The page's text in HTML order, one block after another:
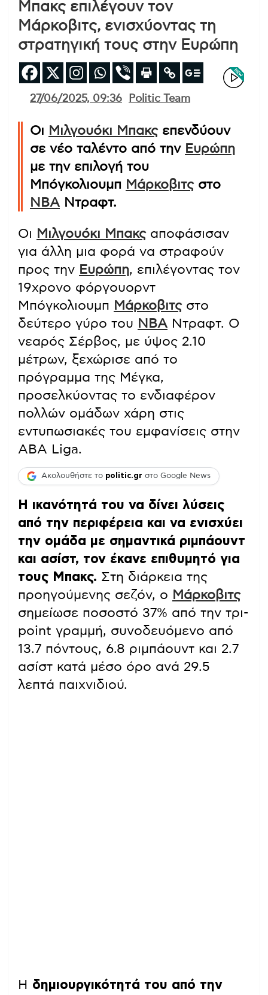
Μπακς επιλέγουν τον
Μάρκοβιτς, ενισχύοντας τη
στρατηγική τους στην Ευρώπη
27/06/2025, 09:36 Politic Team
Οι Μιλγουόκι Μπακςεπενδύουν
σε νέο ταλέντο από την Ευρώπη
με την επιλογή του
Μπόγκολιουμπ Μάρκοβιτςστο
ΝΒΑ Ντραφτ.
Οι Μιλγουόκι Μπακςαποφάσισαν
για άλλη μια φορά να στραφούν
προς την Ευρώπη, επιλέγοντας τον
19χρονο φόργουορντ
Μπόγκολιουμπ Μάρκοβιτςστο
δεύτερο γύρο του ΝΒΑ Ντραφτ. Ο
νεαρός Σέρβος, με ύψος 2.10
μέτρων, ξεχώρισε από το
πρόγραμμα της Μέγκα,
προσελκύοντας το ενδιαφέρον
πολλών ομάδων χάρη στις
εντυπωσιακές του εμφανίσεις στην
ΑΒΑ Liga.
Ακολουθήστε το politic.gr στο Google News
Η ικανότητά του να δίνει λύσεις
από την περιφέρεια και να ενισχύει
την ομάδα με σημαντικά ριμπάουντ
και ασίστ, τον έκανε επιθυμητό για
τους Μπακς. Στη διάρκεια της
προηγούμενης σεζόν, ο Μάρκοβιτς
σημείωσε ποσοστό 37% από την τρι-
point γραμμή, συνοδευόμενο από
13.7 πόντους, 6.8 ριμπάουντ και 2.7
ασίστ κατά μέσο όρο ανά 29.5
λεπτά παιχνιδιού.
Η δημιουργικότητά του από την